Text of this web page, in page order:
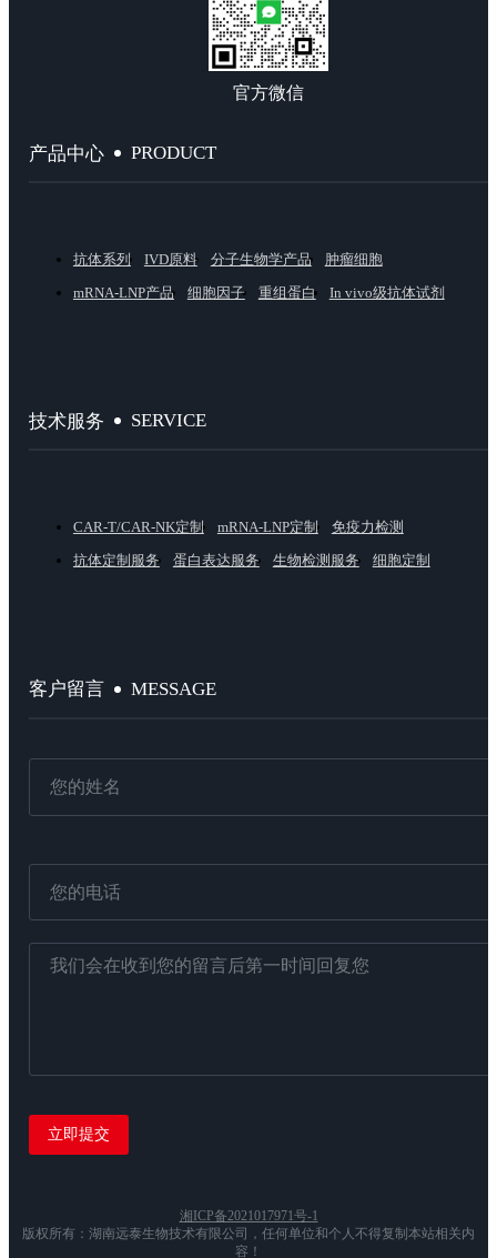
官方微信
产品中心 PRODUCT
抗体系列 IVD原料 分子生物学产品
肿瘤细胞
mRNA-LNP产品
细胞因子 重组蛋白 In vivo级抗体试剂
技术服务 SERVICE
CAR-T/CAR-NK定制 mRNA-LNP定制
免疫力检测
抗体定制服务
蛋白表达服务 生物检测服务 细胞定制
客户留言 MESSAGE
湘ICP备2021017971号-1
版权所有：湖南远泰生物技术有限公司，任何单位和个人不得复制本站相关内
容！